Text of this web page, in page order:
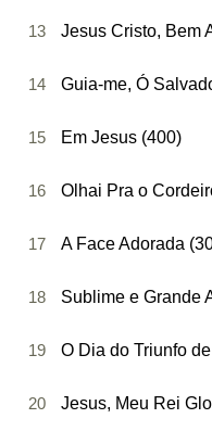
13 Jesus Cristo, Bem
14 Guia-me, Ó
15 Em Jesus (400)
16 Olhai Pra o
17 A Face Adorada
18 Sublime e Grande
19 O Dia do Triunfo
20 Jesus, Meu Rei